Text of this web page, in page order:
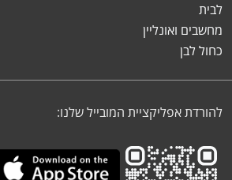
לבית
מחשבים ואונליין
כחול לבן
להורדת אפליקציית המובייל שלנו: